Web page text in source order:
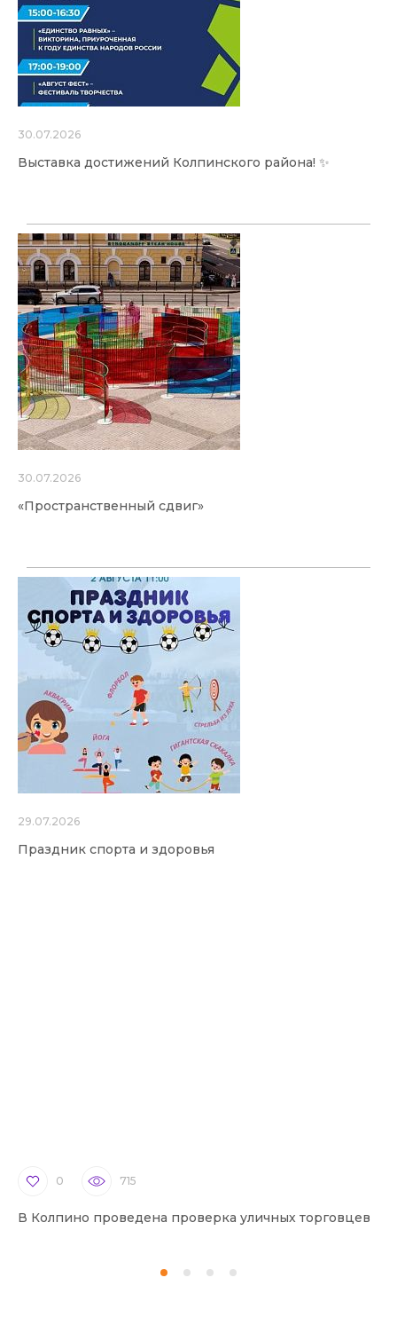
30.07.2026
Выставка достижений Колпинского района! ✨
30.07.2026
«Пространственный сдвиг»
29.07.2026
Праздник спорта и здоровья
0 715
В Колпино проведена проверка уличных торговцев